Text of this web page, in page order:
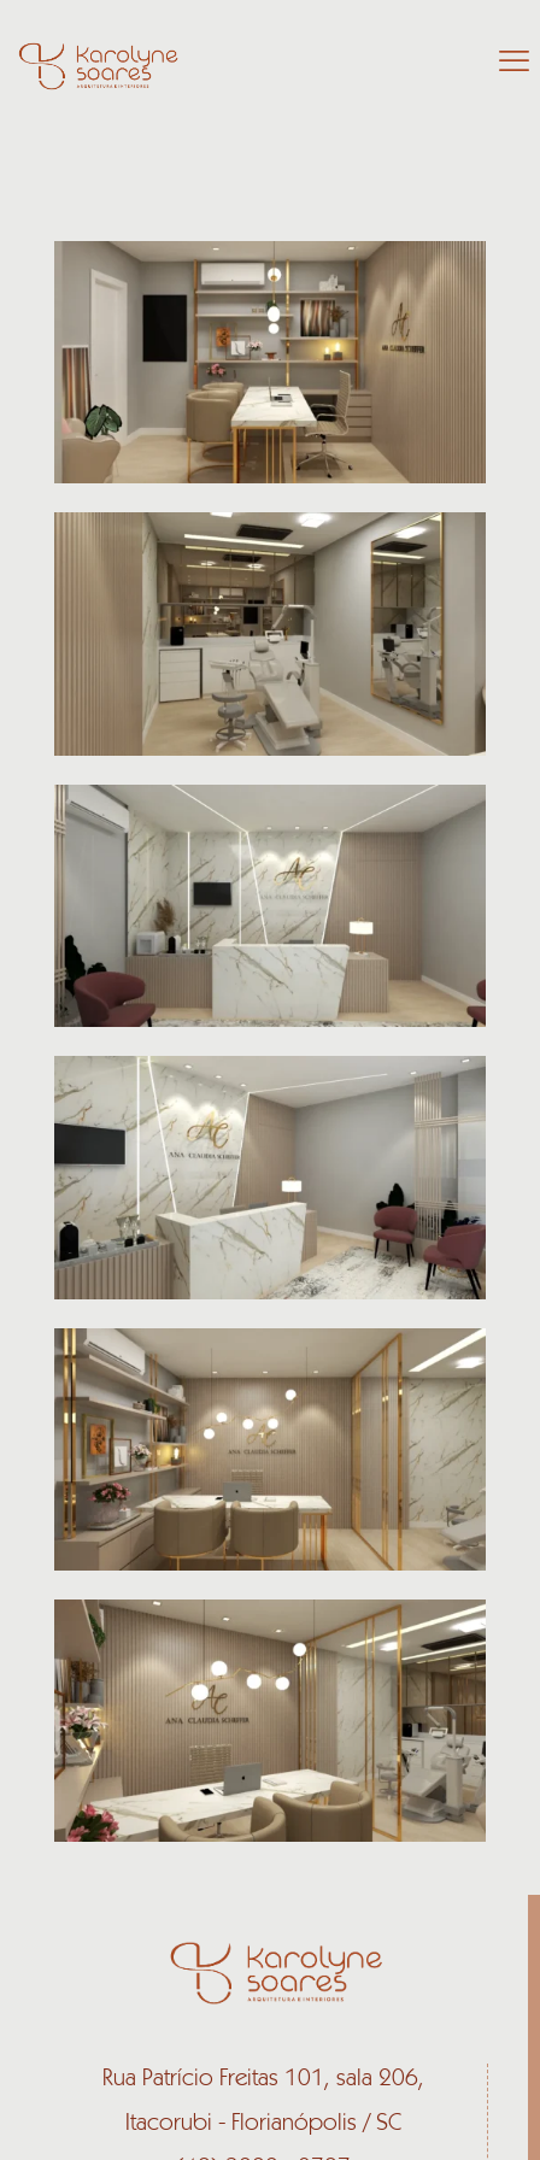
Rua Patrício Freitas 101, sala 206,
Itacorubi - Florianópolis / SC